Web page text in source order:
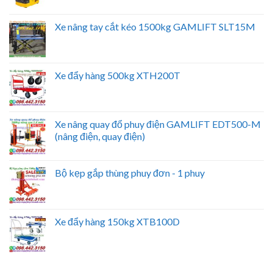
Xe nâng tay cắt kéo 1500kg GAMLIFT SLT15M
Xe đẩy hàng 500kg XTH200T
Xe nâng quay đổ phuy điện GAMLIFT EDT500-M
(nâng điện, quay điện)
Bộ kẹp gắp thùng phuy đơn - 1 phuy
Xe đẩy hàng 150kg XTB100D